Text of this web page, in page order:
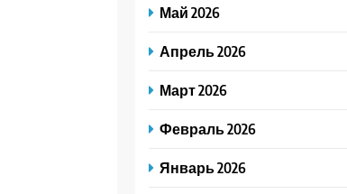
Май 2026
Апрель 2026
Март 2026
Февраль 2026
Январь 2026